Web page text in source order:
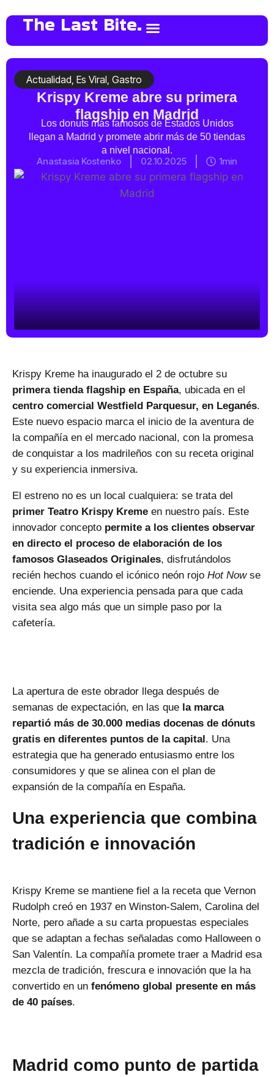
The Last Bite.
Actualidad, Es Viral, Gastro
Krispy Kreme abre su primera
flagship en Madrid
Los donuts más famosos de Estados Unidos
llegan a Madrid y promete abrir más de 50 tiendas
a nivel nacional.
Anastasia Kostenko 02.10.2025 1min
Krispy Kreme ha inaugurado el 2 de octubre su
primera tienda flagship en España, ubicada en el
centro comercial Westfield Parquesur, en Leganés.
Este nuevo espacio marca el inicio de la aventura de
la compañía en el mercado nacional, con la promesa
de conquistar a los madrileños con su receta original
y su experiencia inmersiva.
El estreno no es un local cualquiera: se trata del
primer Teatro Krispy Kreme en nuestro país. Este
innovador concepto permite a los clientes observar
en directo el proceso de elaboración de los
famosos Glaseados Originales, disfrutándolos
recién hechos cuando el icónico neón rojo Hot Nowse
enciende. Una experiencia pensada para que cada
visita sea algo más que un simple paso por la
cafetería.
La apertura de este obrador llega después de
semanas de expectación, en las que la marca
repartió más de 30.000 medias docenas de dónuts
gratis en diferentes puntos de la capital. Una
estrategia que ha generado entusiasmo entre los
consumidores y que se alinea con el plan de
expansión de la compañía en España.
Una experiencia que combina
tradición e innovación
Krispy Kreme se mantiene fiel a la receta que Vernon
Rudolph creó en 1937 en Winston-Salem, Carolina del
Norte, pero añade a su carta propuestas especiales
que se adaptan a fechas señaladas como Halloween o
San Valentín. La compañía promete traer a Madrid esa
mezcla de tradición, frescura e innovación que la ha
convertido en un fenómeno global presente en más
de 40 países.
Madrid como punto de partida